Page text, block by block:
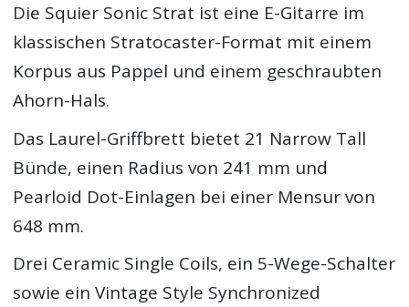
Die Squier Sonic Strat ist eine E-Gitarre im
klassischen Stratocaster-Format mit einem
Korpus aus Pappel und einem geschraubten
Ahorn-Hals.
Das Laurel-Griffbrett bietet 21 Narrow Tall
Bünde, einen Radius von 241 mm und
Pearloid Dot-Einlagen bei einer Mensur von
648 mm.
Drei Ceramic Single Coils, ein 5-Wege-Schalter
sowie ein Vintage Style Synchronized